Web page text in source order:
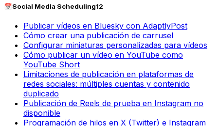
📅Social Media Scheduling12
Publicar vídeos en Bluesky con AdaptlyPost
Cómo crear una publicación de carrusel
Configurar miniaturas personalizadas para vídeos
Cómo publicar un vídeo en YouTube como
YouTube Short
Limitaciones de publicación en plataformas de
redes sociales: múltiples cuentas y contenido
duplicado
Publicación de Reels de prueba en Instagram no
disponible
Programación de hilos en X (Twitter) e Instagram